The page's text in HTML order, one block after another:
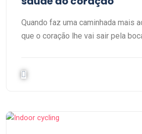
Quando faz uma caminhada mais
que o coração lhe vai sair pela